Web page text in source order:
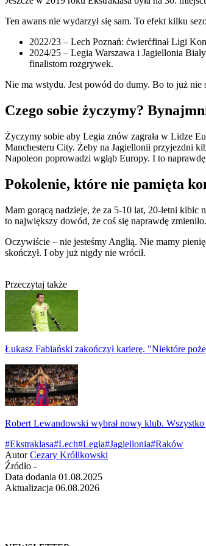
Ten awans nie wydarzył się sam. To efekt kilku
2022/23 – Lech Poznań: ćwierćfinał Ligi
2024/25 – Legia Warszawa i Jagiellonia
finalistom rozgrywek.
Nie ma wstydu. Jest powód do dumy. Bo to już
Czego sobie życzymy?
Życzymy sobie aby Legia znów zagrała w Lidze
Manchesteru City. Żeby na Jagiellonii przyjezdni
Napoleon poprowadzi wgłąb Europy. I to
Pokolenie, które nie pamięta
Mam gorącą nadzieje, że za 5-10 lat, 20-letni kibic
to największy dowód, że coś się naprawdę zmieniło.
Oczywiście – nie jesteśmy Anglią. Nie mamy
skończył. I oby już nigdy nie wrócił.
Przeczytaj także
Łukasz Fabiański zakończył karierę. "Niektóre
Robert Lewandowski wybrał nowy klub. Wszystko
#Ekstraklasa#Lech#Legia#Jagiellonia#Raków
Autor Cezary Królikowski
Źródło -
Data dodania 01.08.2025
Aktualizacja 06.08.2026